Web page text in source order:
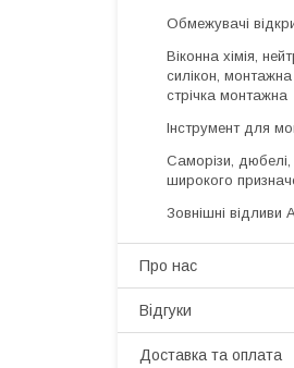
Обмежувачі
Віконна хімія,
силікон, монтажна
стрічка монтажна
Інструмент для
Саморізи,
широкого
Зовнішні відливи
Про нас
Відгуки
Доставка та оплата